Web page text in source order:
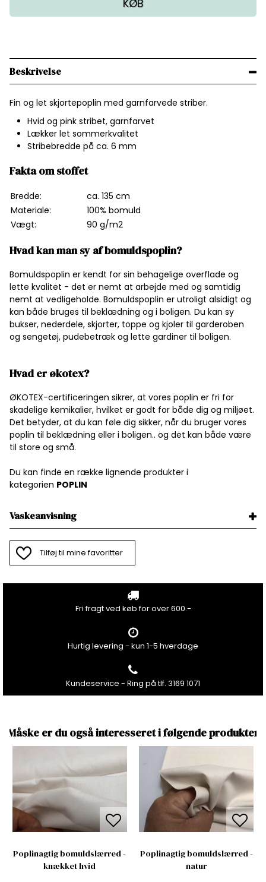
KØB
Beskrivelse
Fin og let skjortepoplin med garnfarvede striber.
Hvid og pink stribet, garnfarvet
Lækker let sommerkvalitet
Stribebredde på ca. 6 mm
Fakta om stoffet
Bredde:
ca. 135 cm
Materiale:
100% bomuld
Vægt:
90 g/m2
Hvad kan man sy af bomuldspoplin?
Bomuldspoplin er kendt for sin behagelige overflade og
lette kvalitet - det er nemt at arbejde med og samtidig
nemt at vedligeholde. Bomuldspoplin er utroligt alsidigt og
kan både bruges til beklædning og i boligen. Du kan sy
bukser, nederdele, skjorter, toppe og kjoler til garderoben
og sengetøj, pudebetræk og lette gardiner til boligen.
Hvad er økotex?
ØKOTEX-certificeringen sikrer, at vores poplin er fri for
skadelige kemikalier, hvilket er godt for både dig og miljøet.
Det betyder, at du kan føle dig sikker, når du bruger vores
poplin til beklædning eller i boligen.. og det kan både være
til store og små.
Du kan finde en række lignende produkter i
kategorien POPLIN
Vaskeanvisning
Tilføj til mine favoritter
Fri fragt ved køb for over 600.-
Hurtig levering - kun 1-5 hverdage
Kundeservice - Ring på tlf. 3169 1071
Måske er du også interesseret i følgende produkter
Poplinagtig bomuldslærred -
knækket hvid
Poplinagtig bomuldslærred -
natur